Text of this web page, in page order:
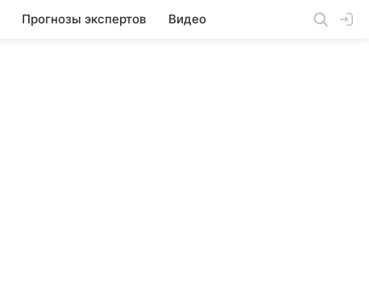
Прогнозы экспертов Видео